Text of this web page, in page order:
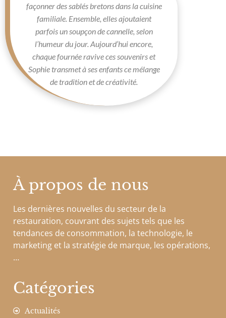
façonner des sablés bretons dans la cuisine
familiale. Ensemble, elles ajoutaient
parfois un soupçon de cannelle, selon
l’humeur du jour. Aujourd’hui encore,
chaque fournée ravive ces souvenirs et
Sophie transmet à ses enfants ce mélange
de tradition et de créativité.
À propos de nous
Les dernières nouvelles du secteur de la
restauration, couvrant des sujets tels que les
tendances de consommation, la technologie, le
marketing et la stratégie de marque, les opérations,
…
Catégories
Actualités